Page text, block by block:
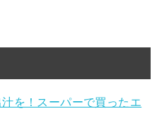
を！スーパーで買ったエ